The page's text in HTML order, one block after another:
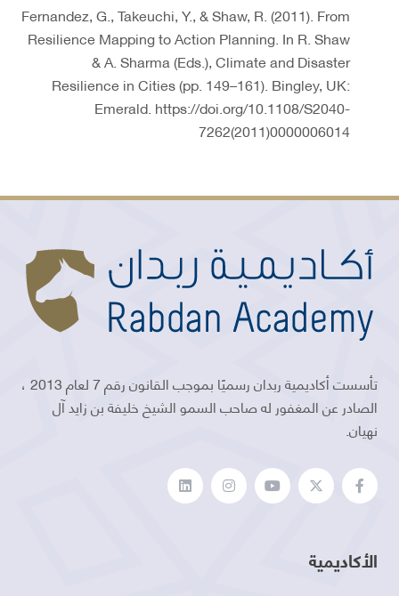
Fernandez, G., Takeuchi, Y., & Shaw, R. (2011). From
Resilience Mapping to Action Planning. In R. Shaw
& A. Sharma (Eds.), Climate and Disaster
Resilience in Cities (pp. 149–161). Bingley, UK:
Emerald. https://doi.org/10.1108/S2040-
7262(2011)0000006014
تأسست أكاديمية ربدان رسميًا بموجب القانون رقم 7 لعام 2013 ،
الصادر عن المغفور له صاحب السمو الشيخ خليفة بن زايد آل
نهيان.
الأكاديمية